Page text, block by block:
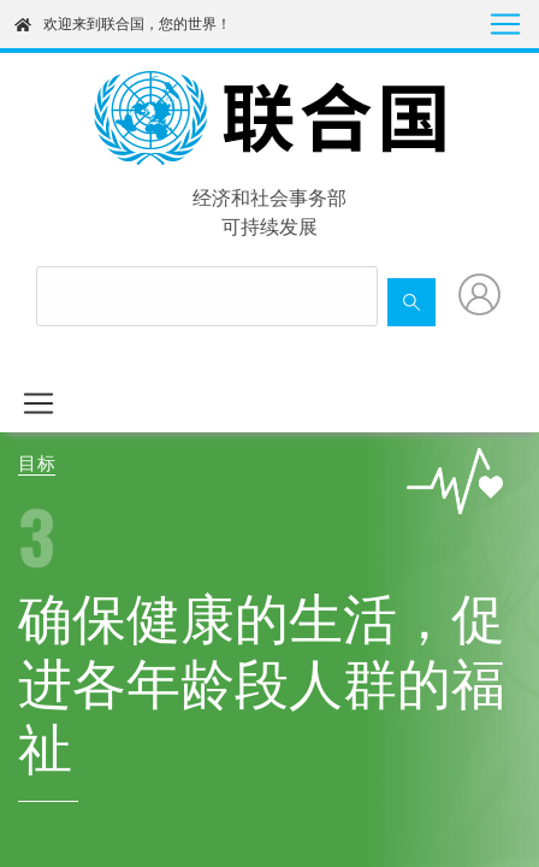
content
欢迎来到联合国，您的世界！
经济和社会事务部
可持续发展
目标
3
确保健康的生活，促
进各年龄段人群的福
祉